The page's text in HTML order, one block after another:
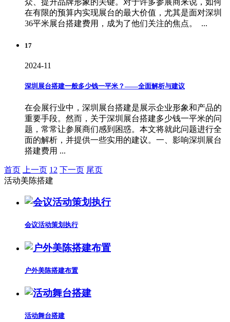
在有限的预算内实现展台的最大价值，尤其是面对深圳
36平米展台搭建费用，成为了他们关注的焦点。 ...
17
2024-11
深圳展台搭建一般多少钱一平米？——全面解析与建议
在会展行业中，深圳展台搭建是展示企业形象和产品的
重要手段。然而，关于深圳展台搭建多少钱一平米的问
题，常常让参展商们感到困惑。本文将就此问题进行全
面的解析，并提供一些实用的建议。一、影响深圳展台
搭建费用 ...
首页 上一页 1 2 下一页 尾页
活动美陈搭建
会议活动策划执行
户外美陈搭建布置
活动舞台搭建